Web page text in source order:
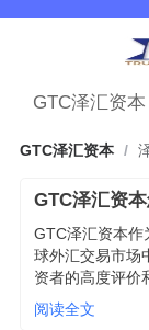
GTC泽汇资本
GTC泽汇资本 /
GTC泽汇资
GTC泽汇资本作
球外汇交易市场
资者的高度评价
着本质区别，具
术，能够为投资
阅读全文